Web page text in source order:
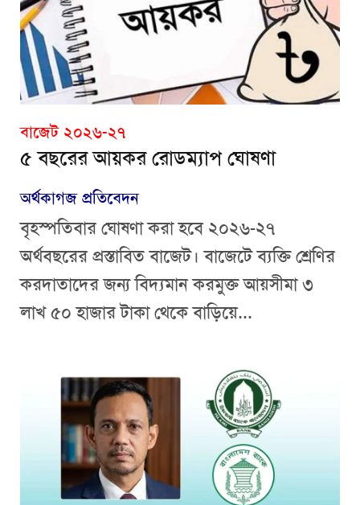
বাজেট ২০২৬-২৭
৫ বছরের আয়কর রোডম্যাপ ঘোষণা
অর্থকাগজ প্রতিবেদন
বৃহস্পতিবার ঘোষণা করা হবে ২০২৬-২৭
অর্থবছরের প্রস্তাবিত বাজেট। বাজেটে ব্যক্তি শ্রেণির
করদাতাদের জন্য বিদ্যমান করমুক্ত আয়সীমা ৩
লাখ ৫০ হাজার টাকা থেকে বাড়িয়ে...